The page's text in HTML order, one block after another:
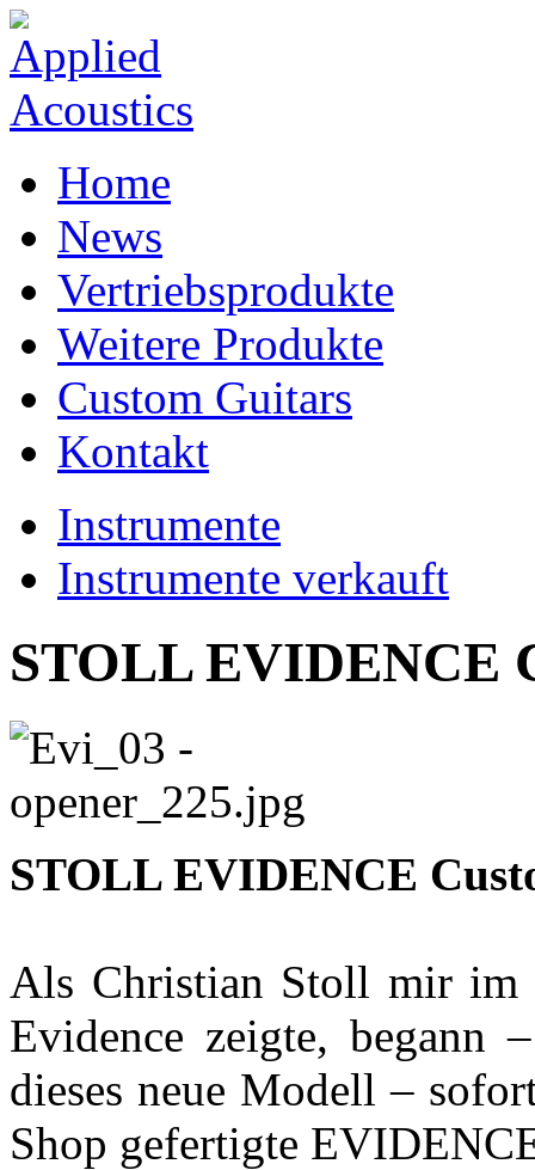
Home
News
Vertriebsprodukte
Weitere Produkte
Custom Guitars
Kontakt
Instrumente
Instrumente verkauft
STOLL EVIDENCE
STOLL EVIDENCE
Als Christian Stoll mir im
Evidence zeigte, begann
dieses neue Modell –
Shop gefertigte